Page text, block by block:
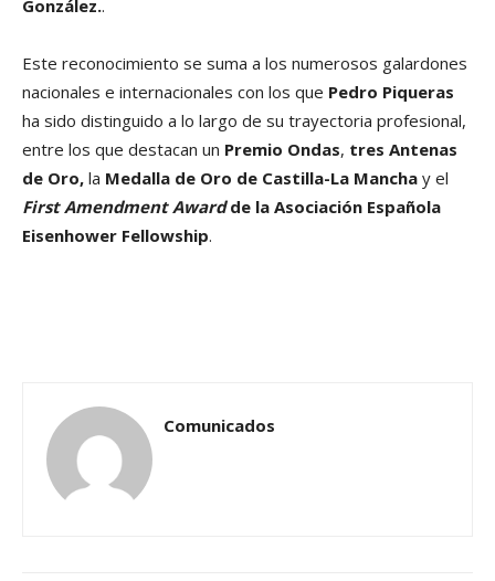
González..
Este reconocimiento se suma a los numerosos galardones
nacionales e internacionales con los que Pedro Piqueras
ha sido distinguido a lo largo de su trayectoria profesional,
entre los que destacan un Premio Ondas, tres Antenas
de Oro, la Medalla de Oro de Castilla-La Mancha y el
First Amendment Awardde la Asociación Española
Eisenhower Fellowship.
Comunicados